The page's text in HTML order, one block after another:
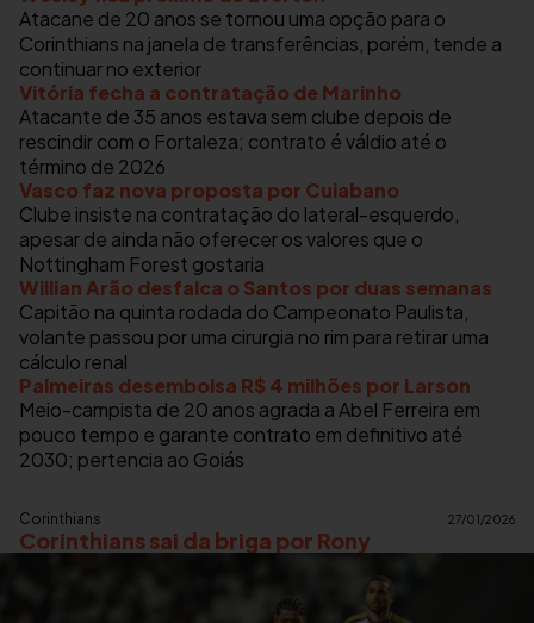
Atacane de 20 anos se tornou uma opção para o
Corinthians na janela de transferências, porém, tende a
continuar no exterior
Vitória fecha a contratação de Marinho
Atacante de 35 anos estava sem clube depois de
rescindir com o Fortaleza; contrato é váldio até o
término de 2026
Vasco faz nova proposta por Cuiabano
Clube insiste na contratação do lateral-esquerdo,
apesar de ainda não oferecer os valores que o
Nottingham Forest gostaria
Willian Arão desfalca o Santos por duas semanas
Capitão na quinta rodada do Campeonato Paulista,
volante passou por uma cirurgia no rim para retirar uma
cálculo renal
Palmeiras desembolsa R$ 4 milhões por Larson
Meio-campista de 20 anos agrada a Abel Ferreira em
pouco tempo e garante contrato em definitivo até
2030; pertencia ao Goiás
Corinthians 27/01/2026
Corinthians sai da briga por Rony